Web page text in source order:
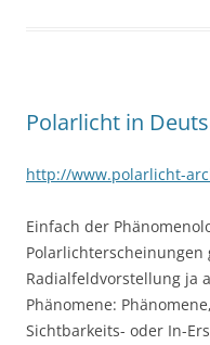
Polarlicht in
http://www.polarlicht-
Einfach der
Radialfeldvorstellung ja
Phänomene:
Sichtbarkeits- oder In-